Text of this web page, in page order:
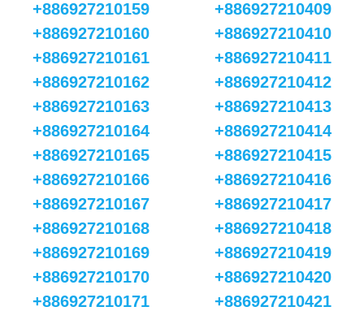
+886927210159
+886927210160
+886927210161
+886927210162
+886927210163
+886927210164
+886927210165
+886927210166
+886927210167
+886927210168
+886927210169
+886927210170
+886927210171
+886927210409
+886927210410
+886927210411
+886927210412
+886927210413
+886927210414
+886927210415
+886927210416
+886927210417
+886927210418
+886927210419
+886927210420
+886927210421